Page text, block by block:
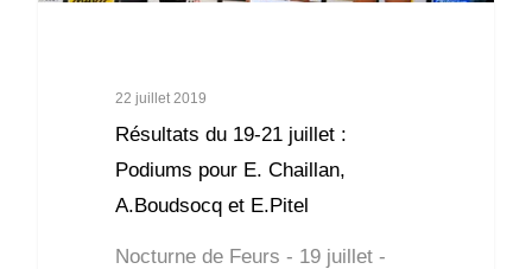
22 juillet 2019
Résultats du 19-21 juillet :
Podiums pour E. Chaillan,
A.Boudsocq et E.Pitel
Nocturne de Feurs - 19 juillet -